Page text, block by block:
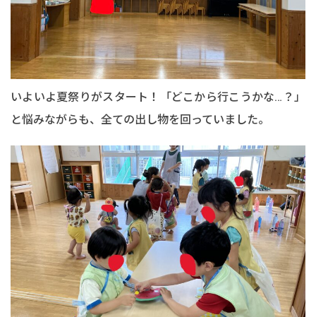
いよいよ夏祭りがスタート！「どこから行こうかな…？」
と悩みながらも、全ての出し物を回っていました。